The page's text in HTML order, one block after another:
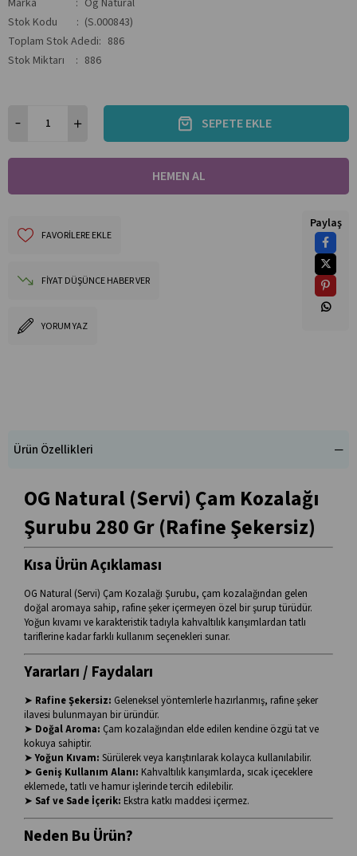
Marka
: Og Natural
Stok Kodu
(S.000843)
Toplam Stok Adedi: 886
Stok Miktarı
: 886
FAVORILERE EKLE
FIYAT DÜŞÜNCE HABER VER
YORUM YAZ
Paylaş
Ürün Özellikleri
OG Natural (Servi) Çam Kozalağı
Şurubu 280 Gr (Rafine Şekersiz)
Kısa Ürün Açıklaması
OG Natural (Servi) Çam Kozalağı Şurubu, çam kozalağından gelen
doğal aromaya sahip, rafine şeker içermeyen özel bir şurup türüdür.
Yoğun kıvamı ve karakteristik tadıyla kahvaltılık karışımlardan tatlı
tariflerine kadar farklı kullanım seçenekleri sunar.
Yararları / Faydaları
➤ Rafine Şekersiz: Geleneksel yöntemlerle hazırlanmış, rafine şeker
ilavesi bulunmayan bir üründür.
➤ Doğal Aroma: Çam kozalağından elde edilen kendine özgü tat ve
kokuya sahiptir.
➤Yoğun Kıvam: Sürülerek veya karıştırılarak kolayca kullanılabilir.
➤ Geniş Kullanım Alanı: Kahvaltılık karışımlarda, sıcak içeceklere
eklemede, tatlı ve hamur işlerinde tercih edilebilir.
➤ Saf ve Sade İçerik: Ekstra katkı maddesi içermez.
Neden Bu Ürün?